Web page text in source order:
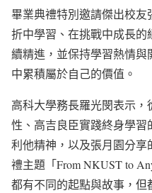
畢業典禮特別邀請傑出校
折中學習、在挑戰中成長
續精進，並保持學習熱情
中累積屬於自己的價值。
高科大學務長羅光閔表示
性、高吉良臣實踐終身學
利他精神，以及張月園分
禮主題「From NKUST to
都有不同的起點與故事，